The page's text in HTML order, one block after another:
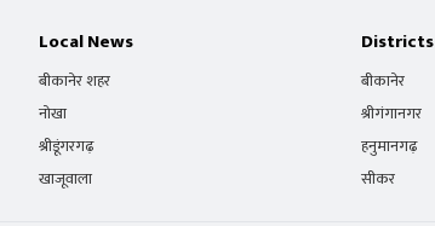
Local News
बीकानेर शहर
नोखा
श्रीडूंगरगढ़
खाजूवाला
Districts
बीकानेर
श्रीगंगानगर
हनुमानगढ़
सीकर